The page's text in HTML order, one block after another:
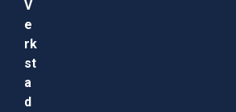
V
e
rk
st
a
d